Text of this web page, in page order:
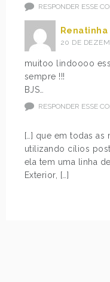
RESPONDER ESSE
Renatinha
20 DE
muitoo lindoooo
sempre !!!
BJS…
RESPONDER ESSE
[…] que em todas as
utilizando cílios
ela tem uma linha
Exterior, […]